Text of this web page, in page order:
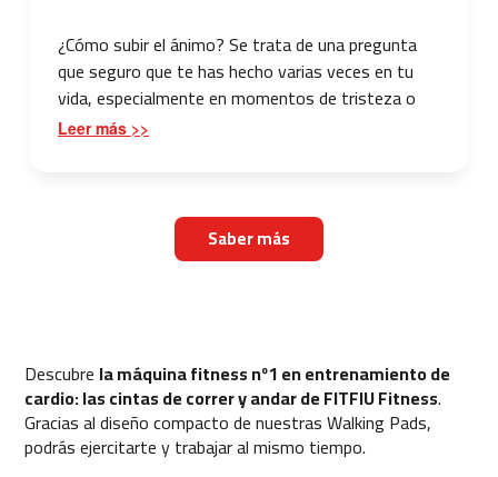
C
n
t
C
-
5
0
¿Cómo subir el ánimo? Se trata de una pregunta
que seguro que te has hecho varias veces en tu
vida, especialmente en momentos de tristeza o
depresión. Contrarrestar los efectos de este
ejercicios que te proponemos! ¿Cómo subir el
ánimo a una persona deprimida? Antes que nada,
emociones. Cuando nos sentimos tristes, hay que
aceptarlo, tratar de identificar la razón y preparar
la estrategia que más nos convenga para superar
ese estado. Si no tomas medidas a tiempo, los
Leer más >>
Saber más
Descubre la máquina fitness nº1 en entrenamiento de
cardio: las cintas de correr y andar de FITFIU Fitness.
Gracias al diseño compacto de nuestras Walking Pads,
podrás ejercitarte y trabajar al mismo tiempo.